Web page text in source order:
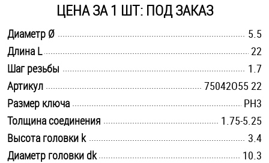
Такелаж
Хомуты
Шайбы
Шпильки
Шплинты
ЦЕНА ЗА 1 ШТ: ПОД ЗАКАЗ
Диаметр Ø
5.5
Длина L
22
Шаг резьбы
1.7
Артикул
75042O55 22
Размер ключа
PH3
Толщина соединения
1.75-5.25
Высота головки k
3.4
Диаметр головки dk
10.3